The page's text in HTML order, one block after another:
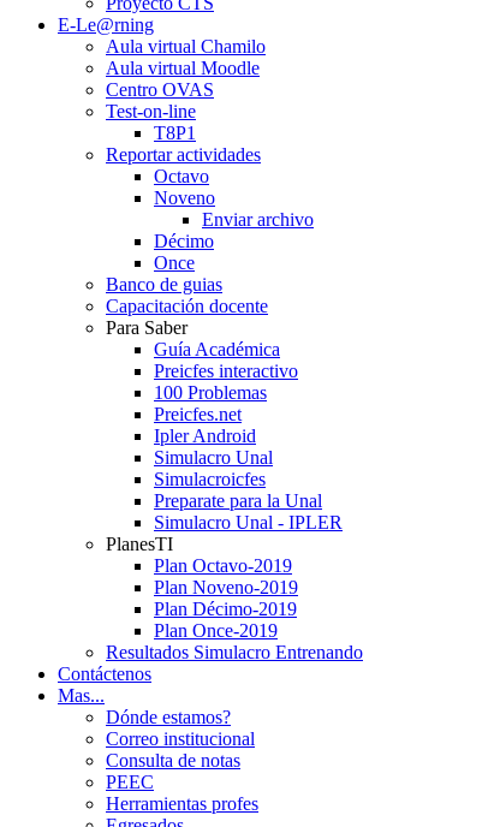
E-Le@rning
Aula virtual Chamilo
Aula virtual Moodle
Centro OVAS
Test-on-line
T8P1
Reportar actividades
Octavo
Noveno
Enviar archivo
Décimo
Once
Banco de guias
Capacitación docente
Para Saber
Guía Académica
Preicfes interactivo
100 Problemas
Preicfes.net
Ipler Android
Simulacro Unal
Simulacroicfes
Preparate para la Unal
Simulacro Unal - IPLER
PlanesTI
Plan Octavo-2019
Plan Noveno-2019
Plan Décimo-2019
Plan Once-2019
Resultados Simulacro Entrenando
Contáctenos
Mas...
Dónde estamos?
Correo institucional
Consulta de notas
PEEC
Herramientas profes